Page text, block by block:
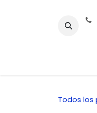
Todos